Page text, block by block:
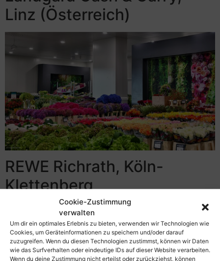
Cookie-Zustimmung
verwalten
Um dir ein optimales Erlebnis zu bieten, verwenden wir Technologien wie
Cookies, um Geräteinformationen zu speichern und/oder darauf
zuzugreifen. Wenn du diesen Technologien zustimmst, können wir Daten
wie das Surfverhalten oder eindeutige IDs auf dieser Website verarbeiten.
Wenn du deine Zustimmung nicht erteilst oder zurückziehst, können
Linz (Österreich)
REWE Richrath, Köln-
Klettenberg